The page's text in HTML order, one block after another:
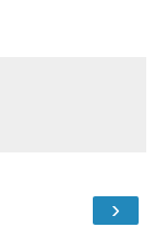
›